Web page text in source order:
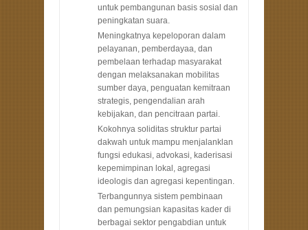
untuk pembangunan basis sosial dan
peningkatan suara.
Meningkatnya kepeloporan dalam
pelayanan, pemberdayaa, dan
pembelaan terhadap masyarakat
dengan melaksanakan mobilitas
sumber daya, penguatan kemitraan
strategis, pengendalian arah
kebijakan, dan pencitraan partai.
Kokohnya soliditas struktur partai
dakwah untuk mampu menjalanklan
fungsi edukasi, advokasi, kaderisasi
kepemimpinan lokal, agregasi
ideologis dan agregasi kepentingan.
Terbangunnya sistem pembinaan
dan pemungsian kapasitas kader di
berbagai sektor pengabdian untuk